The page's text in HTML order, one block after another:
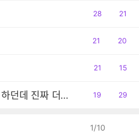
공
28
댓
21
공
21
댓
20
공
21
댓
15
오늘은 어제보다 더 덥다고 하던데 진짜 더운 날씨이긴 하네요.
공
19
댓
29
1/10